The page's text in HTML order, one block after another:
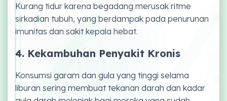
Kurang tidur karena begadang merusak ritme
sirkadian tubuh, yang berdampak pada penurunan
imunitas dan sakit kepala hebat.
4. Kekambuhan Penyakit Kronis
Konsumsi garam dan gula yang tinggi selama
liburan sering membuat tekanan darah dan kadar